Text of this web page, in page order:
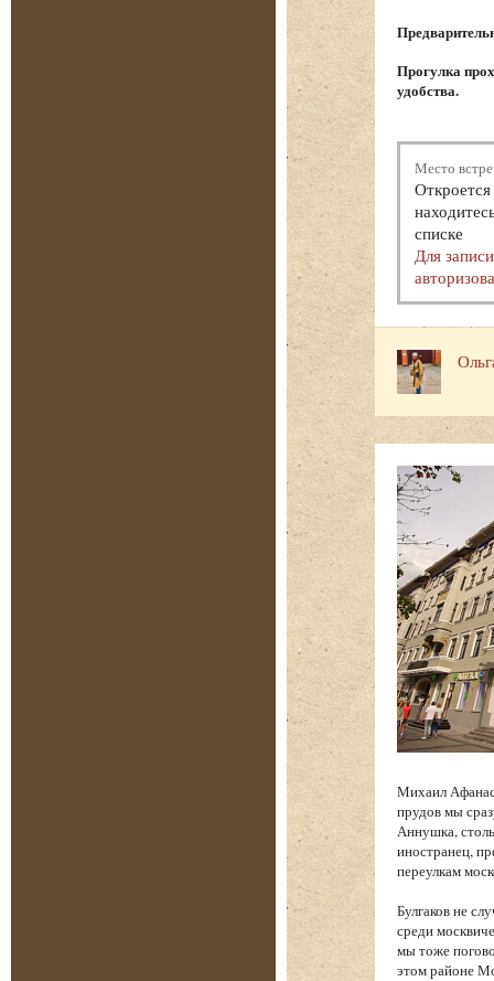
Прогулка
удобства.
Место
списке
Для
Михаил
прудов мы
Аннушка,
иностранец,
переулкам
Булгаков не
среди
мы тоже
этом районе